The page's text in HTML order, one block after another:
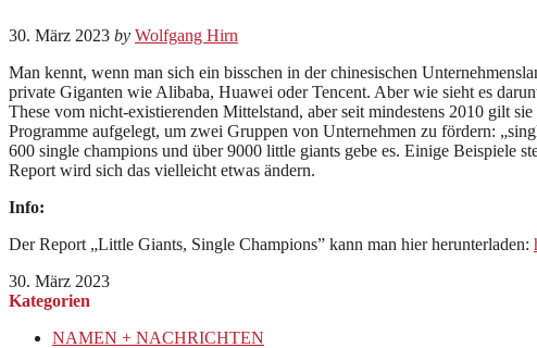
30. März 2023 by Wolfgang Hirn
Man kennt, wenn man sich ein bisschen in der chinesischen
private Giganten wie Alibaba, Huawei oder Tencent. Aber wie sieht es
These vom nicht-existierenden Mittelstand, aber seit mindestens 2010 gilt
Programme aufgelegt, um zwei Gruppen von Unternehmen zu fördern:
600 single champions und über 9000 little giants gebe es. Einige Beispiele
Report wird sich das vielleicht etwas ändern.
Info:
Der Report „Little Giants, Single Champions” kann man hier herunterladen:
30. März 2023
Kategorien
NAMEN + NACHRICHTEN